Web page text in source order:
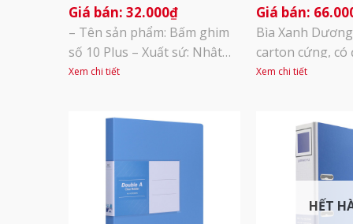
32.000₫
– Tên sản phẩm: Bấm ghim
số 10 Plus – Xuất sứ: Nhật
Bản – Đơn vị tính: Cái
Xem chi tiết
Bìa Xanh
carton cứng, có
chịu va đập tốt.
chùi, giúp sắp
dàng, mang lại
cho xấp tài liệu
Xem chi tiết
HẾT